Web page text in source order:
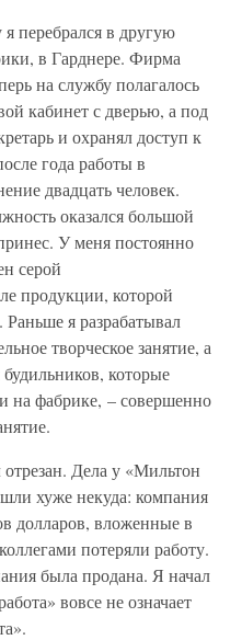
перебрался в другую
в Гарднере. Фирма
на службу полагалось
кабинет с дверью, а под
и охранял доступ к
года работы в
двадцать человек.
оказался большой
У меня постоянно
серой
продукции, которой
я разрабатывал
творческое занятие, а
будильников, которые
на фабрике, – совершенно
Дела у «Мильтон
хуже некуда: компания
долларов, вложенные в
потеряли работу.
была продана. Я начал
вовсе не означает